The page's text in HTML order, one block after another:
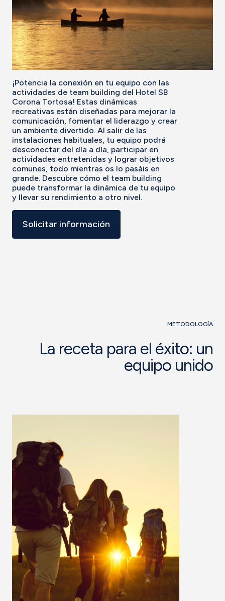
¡Potencia la conexión en tu equipo con las
actividades de team building del Hotel SB
Corona Tortosa! Estas dinámicas
recreativas están diseñadas para mejorar la
comunicación, fomentar el liderazgo y crear
un ambiente divertido. Al salir de las
instalaciones habituales, tu equipo podrá
desconectar del día a día, participar en
actividades entretenidas y lograr objetivos
comunes, todo mientras os lo pasáis en
grande. Descubre cómo el team building
puede transformar la dinámica de tu equipo
y llevar su rendimiento a otro nivel.
Solicitar información
METODOLOGÍA
La receta para el éxito: un
equipo unido